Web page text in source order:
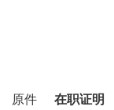
原件 在职证明